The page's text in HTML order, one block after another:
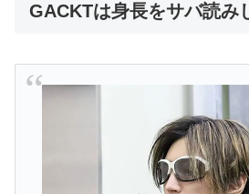
GACKTは身長をサバ読み